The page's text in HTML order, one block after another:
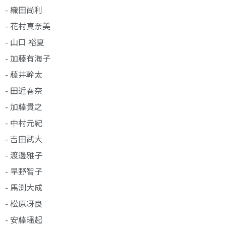
- 織田尚利
- 花村真奈美
- 山口 裕夏
- 加藤有海子
- 藤井幹太
- 田近春奈
- 加藤貴之
- 中村元紀
- 吉田武大
- 渡邊雅子
- 早野智子
- 馬渕大成
- 松原冴良
- 安藤瑶起